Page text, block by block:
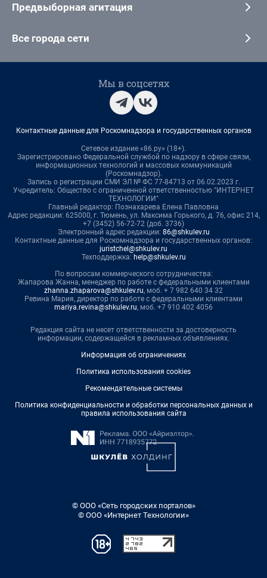
Предвыборная агитация
Все города сети
Мы в соцсетях
Контактные данные для Роскомнадзора и государственных органов
Сетевое издание «86.ру» (18+).
Зарегистрировано Федеральной службой по надзору в сфере связи,
информационных технологий и массовых коммуникаций
(Роскомнадзор).
Запись о регистрации СМИ ЭЛ № ФС 77-84713 от 06.02.2023 г.
Учредитель: Общество с ограниченной ответственностью "ИНТЕРНЕТ
ТЕХНОЛОГИИ"
Главный редактор: Познахарева Елена Павловна
Адрес редакции: 625000, г. Тюмень, ул. Максима Горького, д. 76, офис 214,
+7 (3452) 56-72-72 (доб. 3736)
Электронный адрес редакции: 86@shkulev.ru
Контактные данные для Роскомнадзора и государственных органов:
juristchel@shkulev.ru
Техподдержка: help@shkulev.ru
По вопросам коммерческого сотрудничества:
Жапарова Жанна, менеджер по работе с федеральными клиентами
zhanna.zhaparova@shkulev.ru, моб. + 7 982 640 34 32
Ревина Мария, директор по работе с федеральными клиентами
mariya.revina@shkulev.ru, моб. +7 910 402 4056
Редакция сайта не несет ответственности за достоверность
информации, содержащейся в рекламных объявлениях.
Информация об ограничениях
Политика использования cookies
Рекомендательные системы
Политика конфиденциальности и обработки персональных данных и
правила использования сайта
© ООО «Сеть городских порталов»
© ООО «Интернет Технологии»